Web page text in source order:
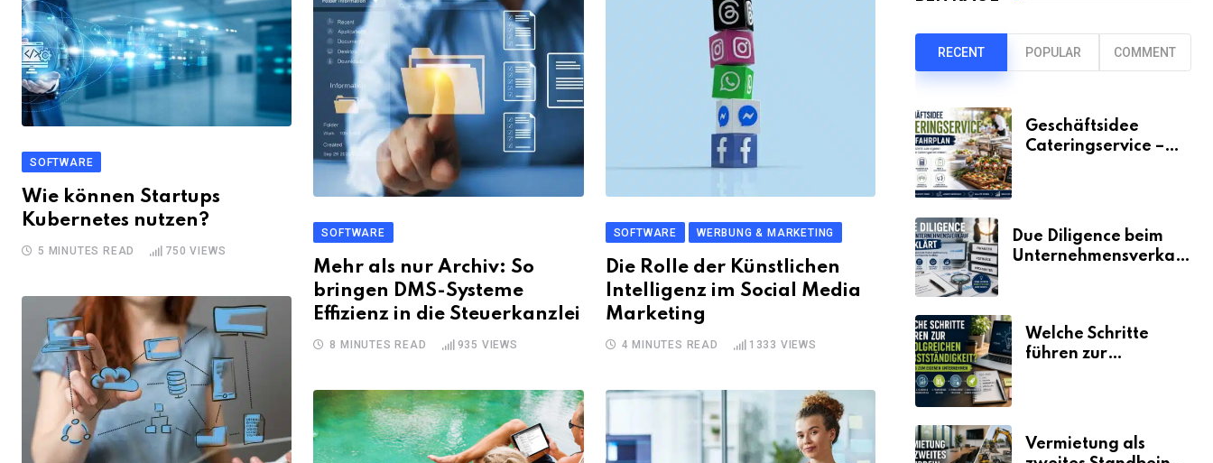
SOFTWARE
Wie können Startups
Kubernetes nutzen?
5 MINUTES READ 750 VIEWS
SOFTWARE
Mehr als nur Archiv: So
bringen DMS-Systeme
Effizienz in die Steuerkanzlei
8 MINUTES READ 935 VIEWS
SOFTWARE WERBUNG & MARKETING
Die Rolle der Künstlichen
Intelligenz im Social Media
Marketing
4 MINUTES READ 1333 VIEWS
RECENT POPULAR COMMENT
Geschäftsidee
Cateringservice –
Due Diligence beim
Unternehmensverkauf
Welche Schritte
führen zur
Vermietung als